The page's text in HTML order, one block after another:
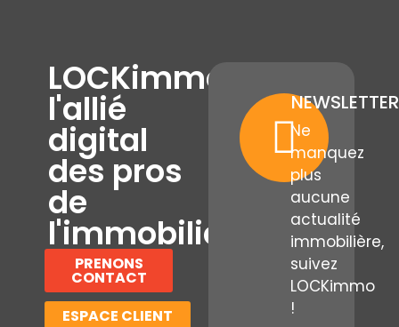
LOCKimmo,
l'allié
digital
des pros
de
l'immobilier
PRENONS
CONTACT
ESPACE CLIENT
NEWSLETTER
Ne
manquez
plus
aucune
actualité
immobilière,
suivez
LOCKimmo
!